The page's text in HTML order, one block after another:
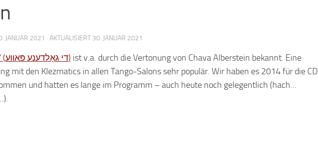
JANUAR 2021 · AKTUALISIERT 30. JANUAR 2021
„Di goldene pave“ (די גאָלדענע פּאװע) ist v.a. durch die Vertonung von Chava Alberstein bekannt. Eine
mit den Klezmatics in allen Tango-Salons sehr populär. Wir haben es 2014 für die CD
und hatten es lange im Programm – auch heute noch gelegentlich (hach…